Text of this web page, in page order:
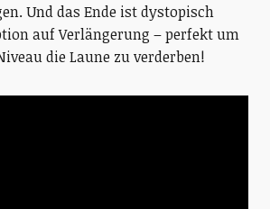
Und das Ende ist dystopisch
auf Verlängerung – perfekt um
die Laune zu verderben!